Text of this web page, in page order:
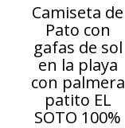
Camiseta de
Pato con
gafas de sol
en la playa
con palmera
patito EL
SOTO 100%